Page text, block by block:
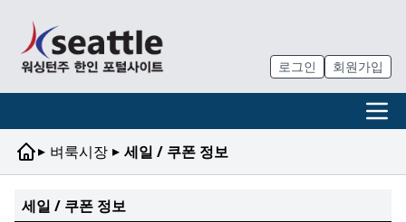
로그인 회원가입
▸ 벼룩시장 ▸ 세일 / 쿠폰 정보
세일 / 쿠폰 정보